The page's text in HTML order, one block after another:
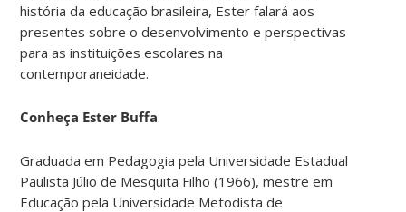
história da educação brasileira, Ester falará aos
presentes sobre o desenvolvimento e perspectivas
para as instituições escolares na
contemporaneidade.
Conheça Ester Buffa
Graduada em Pedagogia pela Universidade Estadual
Paulista Júlio de Mesquita Filho (1966), mestre em
Educação pela Universidade Metodista de